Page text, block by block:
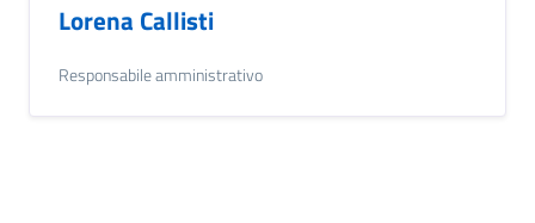
Lorena Callisti
Responsabile amministrativo